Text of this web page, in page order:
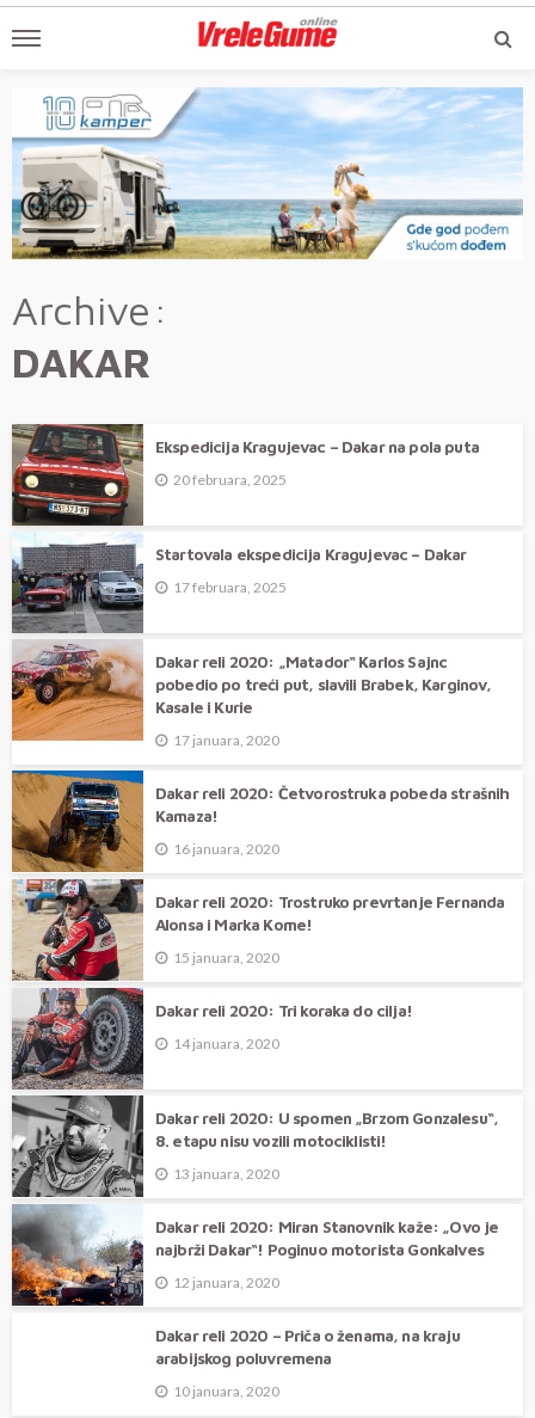
Archive
DAKAR
Ekspedicija Kragujevac – Dakar na pola puta
20 februara, 2025
Startovala ekspedicija Kragujevac – Dakar
17 februara, 2025
Dakar reli 2020: „Matador“ Karlos Sajnc
pobedio po treći put, slavili Brabek, Karginov,
Kasale i Kurie
17 januara, 2020
Dakar reli 2020: Četvorostruka pobeda strašnih
Kamaza!
16 januara, 2020
Dakar reli 2020: Trostruko prevrtanje Fernanda
Alonsa i Marka Kome!
15 januara, 2020
Dakar reli 2020: Tri koraka do cilja!
14 januara, 2020
Dakar reli 2020: U spomen „Brzom Gonzalesu“,
8. etapu nisu vozili motociklisti!
13 januara, 2020
Dakar reli 2020: Miran Stanovnik kaže: „Ovo je
najbrži Dakar“! Poginuo motorista Gonkalves
12 januara, 2020
Dakar reli 2020 – Priča o ženama, na kraju
arabijskog poluvremena
10 januara, 2020